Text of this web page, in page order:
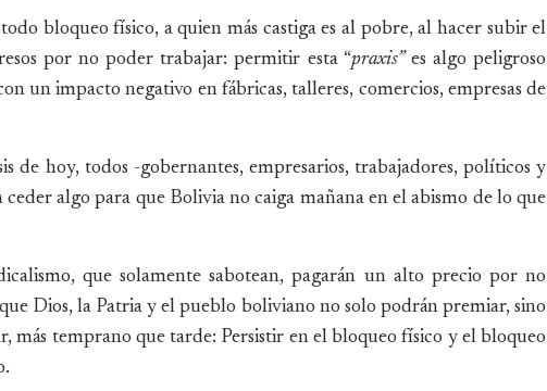
bloqueo físico, a quien más castiga es al pobre, al hacer subir el
por no poder trabajar: permitir esta “praxis”es algo peligroso
un impacto negativo en fábricas, talleres, comercios, empresas de
de hoy, todos -gobernantes, empresarios, trabajadores, políticos y
ceder algo para que Bolivia no caiga mañana en el abismo de lo que
que solamente sabotean, pagarán un alto precio por no
Dios, la Patria y el pueblo boliviano no solo podrán premiar, sino
más temprano que tarde: Persistir en el bloqueo físico y el bloqueo